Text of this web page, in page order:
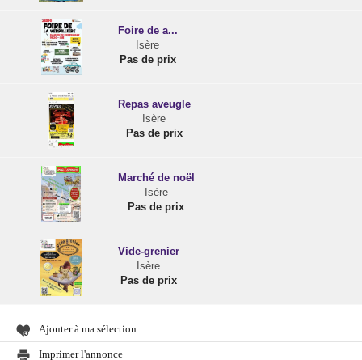
Foire de a...
Isère
Pas de prix
Repas aveugle
Isère
Pas de prix
Marché de noël
Isère
Pas de prix
Vide-grenier
Isère
Pas de prix
Ajouter à ma sélection
Imprimer l'annonce